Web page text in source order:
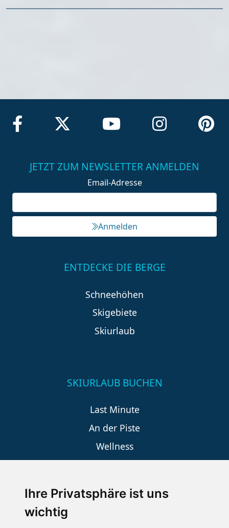
Ihre Privatsphäre ist uns
wichtig
JETZT ZUM NEWSLETTER ANMELDEN
Email-Adresse
Anmelden
ENTDECKE DIE BERGE
Schneehöhen
Skigebiete
Skiurlaub
SKIURLAUB BUCHEN
Last Minute
An der Piste
Wellness
SCHNEEHÖHEN SKI APP
Die Schneehoehen Ski APP für iOS und Android - Ein